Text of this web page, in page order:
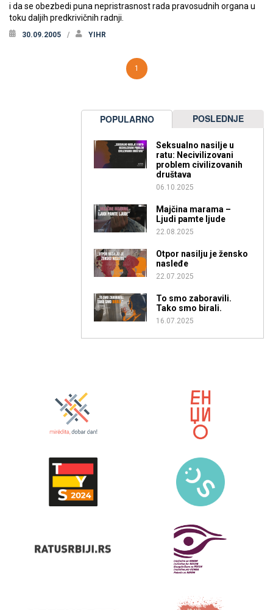
i da se obezbedi puna nepristrasnost rada pravosudnih organa u
toku daljih predkrivičnih radnji.
30.09.2005 YIHR
1
POPULARNO POSLEDNJE
Seksualno nasilje u
ratu: Necivilizovani
problem civilizovanih
društava
06.10.2025
Majčina marama –
Ljudi pamte ljude
22.08.2025
Otpor nasilju je žensko
nasleđe
22.07.2025
To smo zaboravili.
Tako smo birali.
16.07.2025